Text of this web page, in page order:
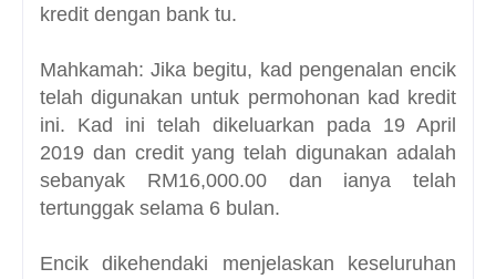
kredit dengan bank tu.
Mahkamah: Jika begitu, kad pengenalan encik
telah digunakan untuk permohonan kad kredit
ini. Kad ini telah dikeluarkan pada 19 April
2019 dan credit yang telah digunakan adalah
sebanyak RM16,000.00 dan ianya telah
tertunggak selama 6 bulan.
Encik dikehendaki menjelaskan keseluruhan